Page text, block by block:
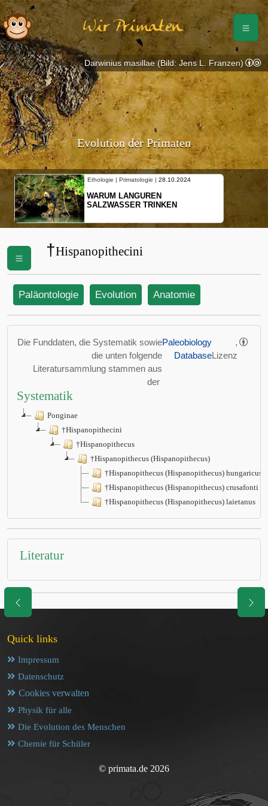
Wir Primaten
Evolution der Primaten
Ethologie | Primatologie | 28.10.2024
WARUM LANGUREN
SALZWASSER TRINKEN
Darwinius masillae (Bild: Jens L. Franzen)
†Hispanopithecini
Paläontologie Evolution Anatomie
Die Funddaten, die Systematik sowie
die unten folgende
Literatursammlung stammen aus
der
Paleobiology
Database
,
Lizenz
Systematik
Ponginae
†Hispanopithecini
†Hispanopithecus
†Hispanopithecus (Hispanopithecus)
†Hispanopithecus (Hispanopithecus) hungaricus
†Hispanopithecus (Hispanopithecus) crusafonti
†Hispanopithecus (Hispanopithecus) laietanus
Literatur
Quick links
Impressum
Datenschutz
Cookies verwalten
Physik für alle
Die Evolution des Menschen
Chemie für Schüler
© primata.de 2026